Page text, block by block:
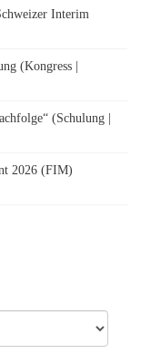
Interim
(Kongress |
(Schulung |
2026 (FIM)